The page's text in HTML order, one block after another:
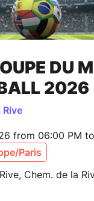
DU
2026
Rive
from 06:00 PM
Paris
Chem. de la